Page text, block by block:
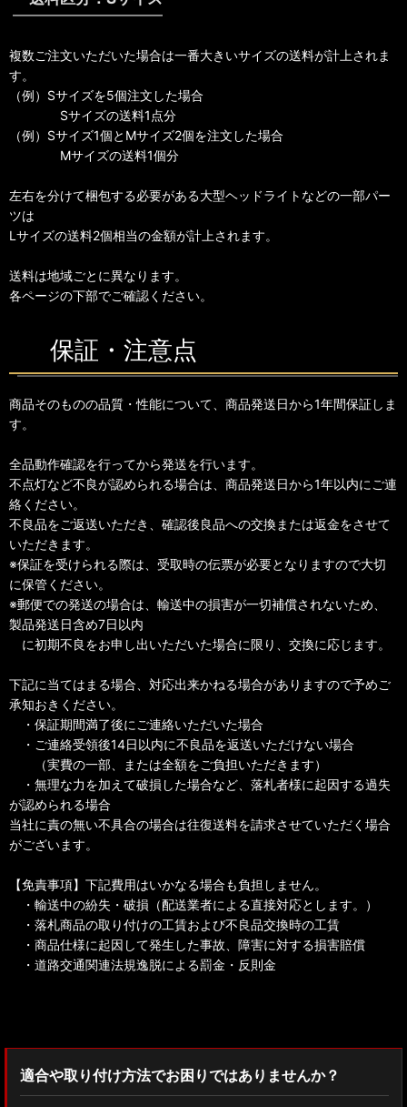
複数ご注文いただいた場合は一番大きいサイズの送料が計上されま
す。
（例）Sサイズを5個注文した場合
Sサイズの送料1点分
（例）Sサイズ1個とMサイズ2個を注文した場合
Mサイズの送料1個分
左右を分けて梱包する必要がある大型ヘッドライトなどの一部パー
ツは
Lサイズの送料2個相当の金額が計上されます。
送料は地域ごとに異なります。
各ページの下部でご確認ください。
保証・注意点
商品そのものの品質・性能について、商品発送日から1年間保証しま
す。
全品動作確認を行ってから発送を行います。
不点灯など不良が認められる場合は、商品発送日から1年以内にご連
絡ください。
不良品をご返送いただき、確認後良品への交換または返金をさせて
いただきます。
※保証を受けられる際は、受取時の伝票が必要となりますので大切
に保管ください。
※郵便での発送の場合は、輸送中の損害が一切補償されないため、
製品発送日含め7日以内
に初期不良をお申し出いただいた場合に限り、交換に応じます。
下記に当てはまる場合、対応出来かねる場合がありますので予めご
承知おきください。
・保証期間満了後にご連絡いただいた場合
・ご連絡受領後14日以内に不良品を返送いただけない場合
（実費の一部、または全額をご負担いただきます）
・無理な力を加えて破損した場合など、落札者様に起因する過失
が認められる場合
当社に責の無い不具合の場合は往復送料を請求させていただく場合
がございます。
【免責事項】下記費用はいかなる場合も負担しません。
・輸送中の紛失・破損（配送業者による直接対応とします。）
・落札商品の取り付けの工賃および不良品交換時の工賃
・商品仕様に起因して発生した事故、障害に対する損害賠償
・道路交通関連法規逸脱による罰金・反則金
適合や取り付け方法でお困りではありませんか？